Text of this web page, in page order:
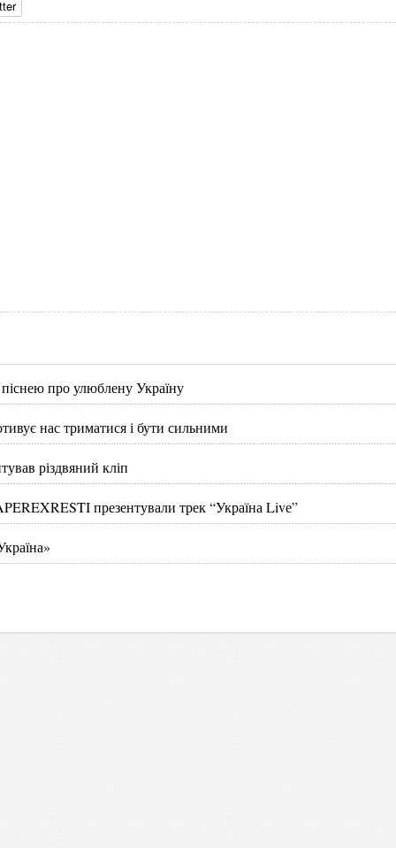
про улюблену Україну
нас триматися і бути сильними
різдвяний кліп
презентували трек “Україна Livе”